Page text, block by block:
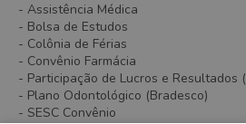
- Assistência Médica
- Bolsa de Estudos
- Colônia de Férias
- Convênio Farmácia
- Participação de Lucros e Resultados
- Plano Odontológico (Bradesco)
- SESC Convênio